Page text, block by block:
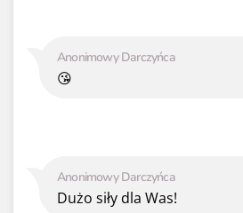
Anonimowy Darczyńca
Dużo siły dla Was!
Anonimowy Darczyńca
😘